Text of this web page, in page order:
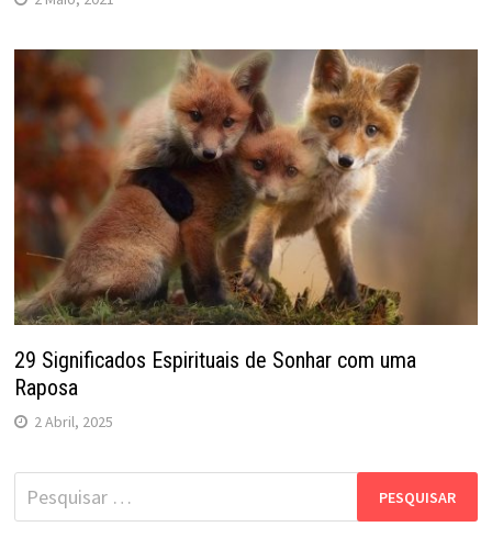
29 Significados Espirituais de Sonhar com uma
Raposa
2 Abril, 2025
Pesquisar
por: